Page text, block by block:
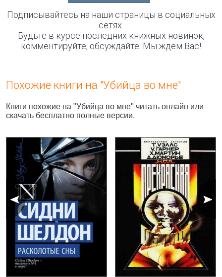
Подписывайтесь на наши страницы в социальных
сетях.
Будьте в курсе последних книжных новинок,
комментируйте, обсуждайте. Мы ждём Вас!
Похожие книги на "Убийца во мне"
Книги похожие на "Убийца во мне" читать онлайн или
скачать бесплатно полные версии.